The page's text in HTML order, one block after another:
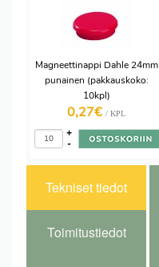
Magneettinappi Dahle 24mm
punainen (pakkauskoko:
10kpl)
0,27€ / KPL
-
+
Tekniset tiedot
Toimitustiedot